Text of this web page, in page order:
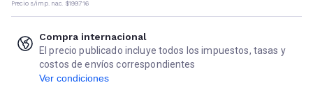
Precio s/imp. nac. $199.716
Compra internacional
El precio publicado incluye todos los impuestos, tasas y
costos de envíos correspondientes
Ver condiciones